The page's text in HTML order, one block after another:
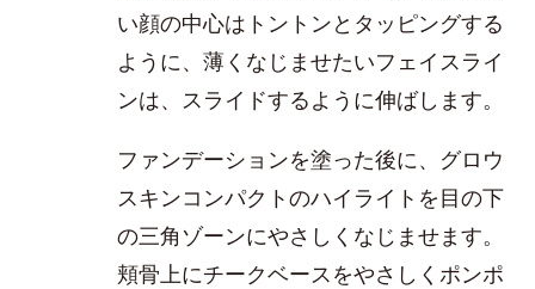
い顔の中心はトントンとタッピングする
ように、薄くなじませたいフェイスライ
ンは、スライドするように伸ばします。
ファンデーションを塗った後に、グロウ
スキンコンパクトのハイライトを目の下
の三角ゾーンにやさしくなじませます。
頬骨上にチークベースをやさしくポンポ